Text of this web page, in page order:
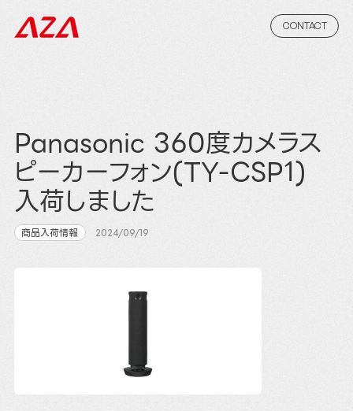
CONTACT
Panasonic 360度カメラス
ピーカーフォン(TY-CSP1)
入荷しました
商品入荷情報 2024/09/19